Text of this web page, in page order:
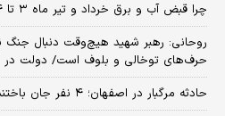
چرا قبض آب و برق خرداد و تیر ماه ۳ تا ۴ برابر شده است؟
روحانی: رهبر شهید هیچ‌وقت دنبال جنگ
حرف‌های توخالی و بلوف است/ دولت در این ۱۴ ماه کار بزرگی
حادثه مرگبار در اصفهان؛ ۴ نفر جان باختند